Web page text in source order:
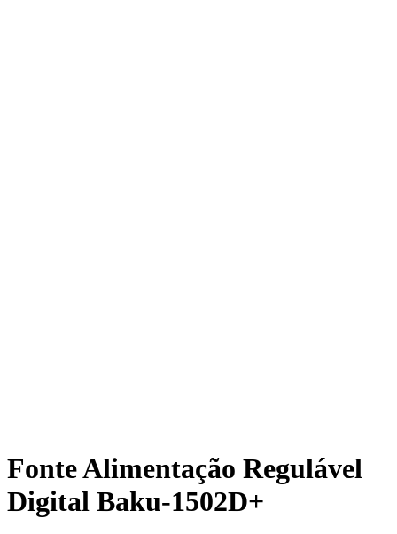
Fonte Alimentação Regulável
Digital Baku-1502D+